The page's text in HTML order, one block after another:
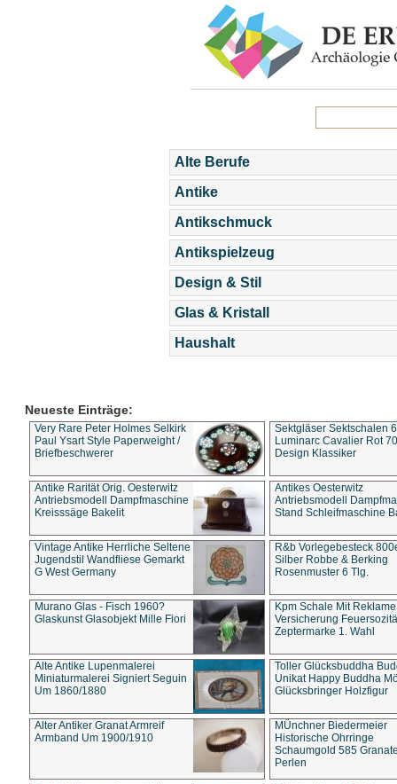
Alte Berufe
Antike
Antikschmuck
Antikspielzeug
Design & Stil
Glas & Kristall
Haushalt
Neueste Einträge:
Very Rare Peter Holmes Selkirk
Paul Ysart Style Paperweight /
Briefbeschwerer
Sektgläser Sektschalen
Luminarc Cavalier Rot
Design Klassiker
Antike Rarität Orig. Oesterwitz
Antriebsmodell Dampfmaschine
Kreisssäge Bakelit
Antikes Oesterwitz
Antriebsmodell
Stand Schleifmaschine
Vintage Antike Herrliche Seltene
Jugendstil Wandfliese Gemarkt
G West Germany
R&b Vorlegebesteck
Silber Robbe & Berking
Rosenmuster 6 Tlg.
Murano Glas - Fisch 1960?
Glaskunst Glasobjekt Mille Fiori
Kpm Schale Mit Reklame
Versicherung
Zeptermarke 1. Wahl
Alte Antike Lupenmalerei
Miniaturmalerei Signiert Seguin
Um 1860/1880
Toller Glücksbuddha
Unikat Happy Buddha
Glücksbringer Holzfigur
Alter Antiker Granat Armreif
Armband Um 1900/1910
MÜnchner Biedermeier
Historische Ohrringe
Schaumgold 585
Perlen